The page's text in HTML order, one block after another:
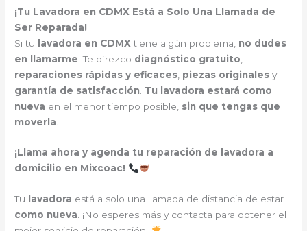
¡Tu Lavadora en CDMX Está a Solo Una Llamada de
Ser Reparada!
Si tu lavadora en CDMX tiene algún problema, no dudes
en llamarme . Te ofrezco diagnóstico gratuito
reparaciones rápidas y eficaces piezas originales y
garantía de satisfacción Tu lavadora estará como
nueva en el menor tiempo posible, sin que tengas que
moverla
¡Llama ahora y agenda tu reparación de lavadora a
domicilio en Mixcoac!
Tu lavadora está a solo una llamada de distancia de estar
como nueva. ¡No esperes más y contacta para obtener el